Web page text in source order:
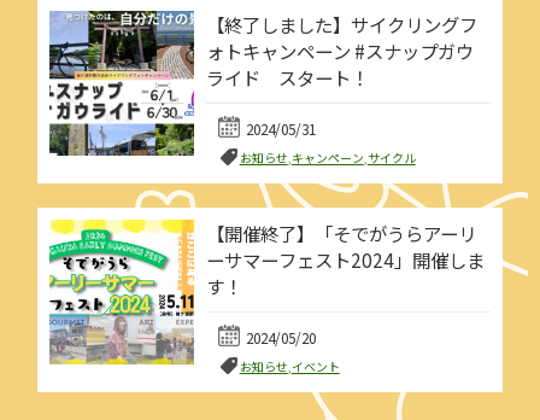
【終了しました】サイクリングフ
ォトキャンペーン #スナップガウ
ライド スタート！
2024/05/31
お知らせ,キャンペーン,サイクル
【開催終了】「そでがうらアーリ
ーサマーフェスト2024」開催しま
す！
2024/05/20
お知らせ,イベント